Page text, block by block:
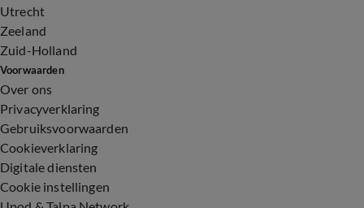
Utrecht
Zeeland
Zuid-Holland
Voorwaarden
Over ons
Privacyverklaring
Gebruiksvoorwaarden
Cookieverklaring
Digitale diensten
Cookie instellingen